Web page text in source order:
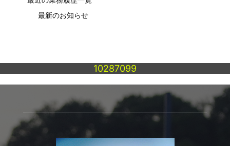
最新のお知らせ
10287099